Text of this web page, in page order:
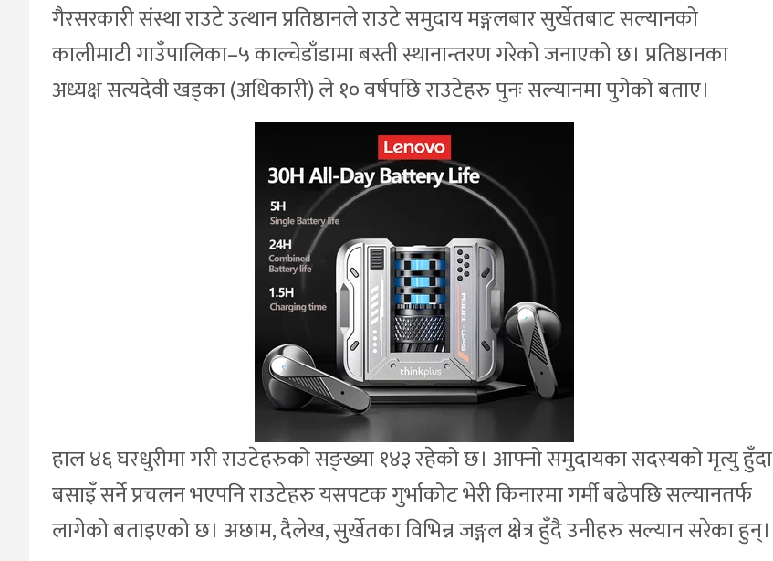
गैरसरकारी संस्था राउटे उत्थान प्रतिष्ठानले राउटे समुदाय मङ्गलबार सुर्खेतबाट सल्यानको
कालीमाटी गाउँपालिका–५ काल्चेडाँडामा बस्ती स्थानान्तरण गरेको जनाएको छ। प्रतिष्ठानका
अध्यक्ष सत्यदेवी खड्का (अधिकारी) ले १० वर्षपछि राउटेहरु पुनः सल्यानमा पुगेको बताए।
हाल ४६ घरधुरीमा गरी राउटेहरुको सङ्ख्या १४३ रहेको छ। आफ्नो समुदायका सदस्यको मृत्यु हुँदा
बसाइँ सर्ने प्रचलन भएपनि राउटेहरु यसपटक गुर्भाकोट भेरी किनारमा गर्मी बढेपछि सल्यानतर्फ
लागेको बताइएको छ। अछाम, दैलेख, सुर्खेतका विभिन्न जङ्गल क्षेत्र हुँदै उनीहरु सल्यान सरेका हुन्।